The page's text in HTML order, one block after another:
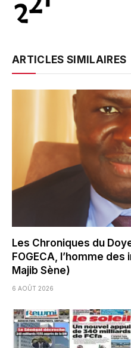
ARTICLES SIMILAIRES
Les Chroniques du
FOGECA, l’homme
Majib Sène)
6 AOÛT 2026